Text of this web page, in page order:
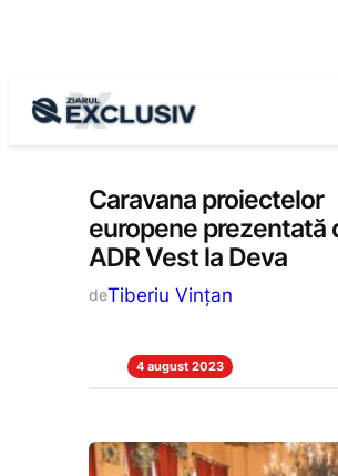
Administrație
Caravana proiectelor
europene prezentată
ADR Vest la Deva
deTiberiu Vințan
4 august 2023